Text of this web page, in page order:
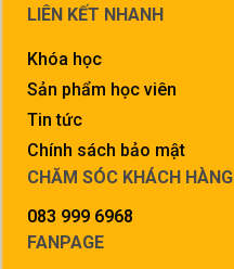
LIÊN KẾT NHANH
Khóa học
Sản phẩm học viên
Tin tức
Chính sách bảo mật
CHĂM SÓC KHÁCH HÀNG
083 999 6968
FANPAGE